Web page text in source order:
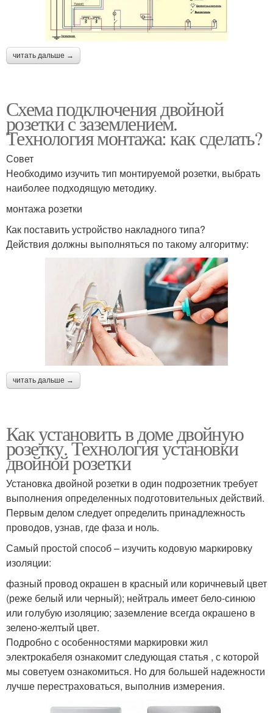
читать дальше →
Схема подключения двойной
розетки с заземлением.
Технология монтажа: как сделать?
Совет
Необходимо изучить тип монтируемой розетки, выбрать
наиболее подходящую методику.
монтажа розетки
Как поставить устройство накладного типа?
Действия должны выполняться по такому алгоритму:
читать дальше →
Как установить в доме двойную
розетку. Технология установки
двойной розетки
Установка двойной розетки в один подрозетник требует
выполнения определенных подготовительных действий.
Первым делом следует определить принадлежность
проводов, узнав, где фаза и ноль.
Самый простой способ – изучить кодовую маркировку
изоляции:
фазный провод окрашен в красный или коричневый цвет
(реже белый или черный); нейтраль имеет бело-синюю
или голубую изоляцию; заземление всегда окрашено в
зелено-желтый цвет.
Подробно с особенностями маркировки жил
электрокабеля ознакомит следующая статья , с которой
мы советуем ознакомиться. Но для большей надежности
лучше перестраховаться, выполнив измерения.